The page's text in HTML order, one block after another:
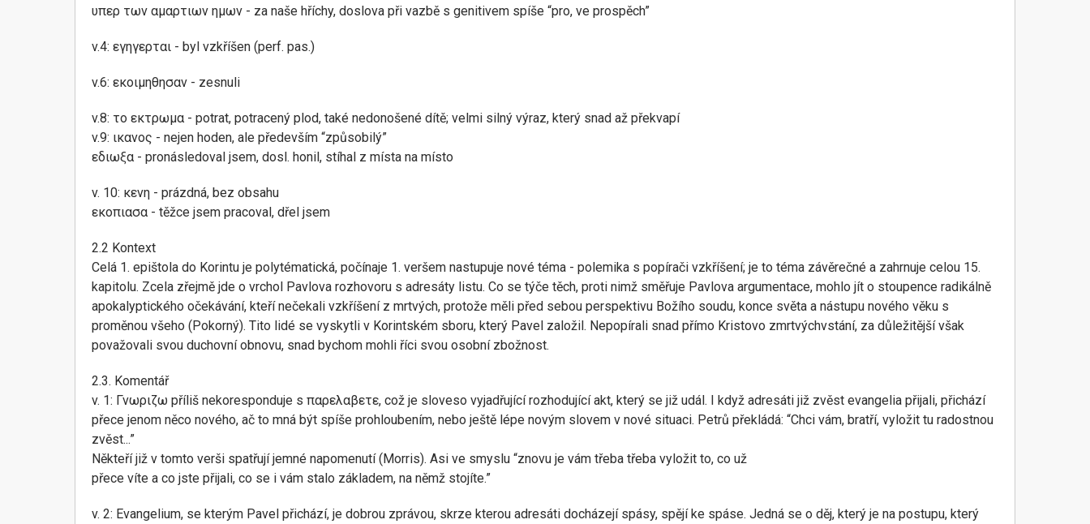
υπερ των αμαρτιων ημων - za naše hříchy, doslova při vazbě s genitivem spíše “pro, ve prospěch”
v.4: εγηγερται - byl vzkříšen (perf. pas.)
v.6: εκοιμηθησαν - zesnuli
v.8: το εκτρωμα - potrat, potracený plod, také nedonošené dítě; velmi silný výraz, který snad až překvapí
v.9: ικανος - nejen hoden, ale především “způsobilý”
εδιωξα - pronásledoval jsem, dosl. honil, stíhal z místa na místo
v. 10: κενη - prázdná, bez obsahu
εκοπιασα - těžce jsem pracoval, dřel jsem
2.2 Kontext
Celá 1. epištola do Korintu je polytématická, počínaje 1. veršem nastupuje nové téma - polemika s popírači vzkříšení; je to téma závěrečné a zahrnuje celou 15.
kapitolu. Zcela zřejmě jde o vrchol Pavlova rozhovoru s adresáty listu. Co se týče těch, proti nimž směřuje Pavlova argumentace, mohlo jít o stoupence radikálně
apokalyptického očekávání, kteří nečekali vzkříšení z mrtvých, protože měli před sebou perspektivu Božího soudu, konce světa a nástupu nového věku s
proměnou všeho (Pokorný). Tito lidé se vyskytli v Korintském sboru, který Pavel založil. Nepopírali snad přímo Kristovo zmrtvýchvstání, za důležitější však
považovali svou duchovní obnovu, snad bychom mohli říci svou osobní zbožnost.
2.3. Komentář
v. 1: Γνωριζω příliš nekoresponduje s παρελαβετε, což je sloveso vyjadřující rozhodující akt, který se již udál. I když adresáti již zvěst evangelia přijali, přichází
přece jenom něco nového, ač to mná být spíše prohloubením, nebo ještě lépe novým slovem v nové situaci. Petrů překládá: “Chci vám, bratří, vyložit tu radostnou
zvěst...”
Někteří již v tomto verši spatřují jemné napomenutí (Morris). Asi ve smyslu “znovu je vám třeba třeba vyložit to, co už
přece víte a co jste přijali, co se i vám stalo základem, na němž stojíte.”
v. 2: Evangelium, se kterým Pavel přichází, je dobrou zprávou, skrze kterou adresáti docházejí spásy, spějí ke spáse. Jedná se o děj, který je na postupu, který